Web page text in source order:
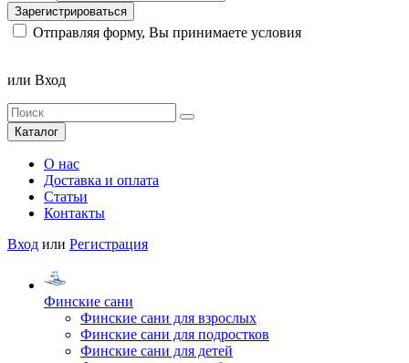
Зарегистрироваться
Отправляя форму, Вы принимаете условия
или Вход
Каталог
О нас
Доставка и оплата
Статьи
Контакты
Вход или Регистрация
Финские сани
Финские сани для взрослых
Финские сани для подростков
Финские сани для детей